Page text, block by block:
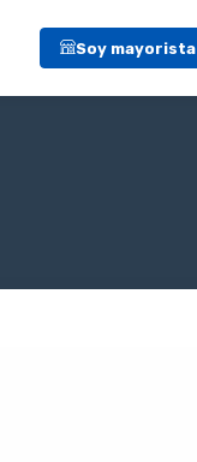
Soy mayorista